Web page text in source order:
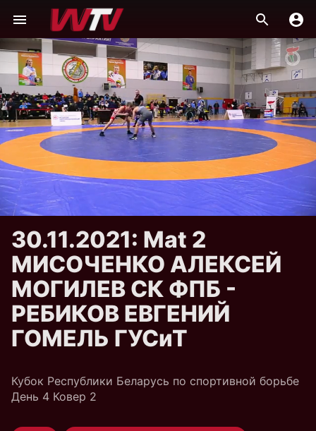
30.11.2021: Mat 2
МИСОЧЕНКО АЛЕКСЕЙ
МОГИЛЕВ СК ФПБ -
РЕБИКОВ ЕВГЕНИЙ
ГОМЕЛЬ ГУСиТ
Кубок Республики Беларусь по спортивной борьбе
День 4 Ковер 2